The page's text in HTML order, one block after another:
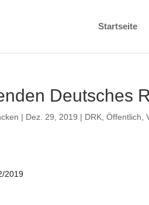
Startseite
Deutsches
| Dez. 29, 2019 | DRK Öffentlich
2019